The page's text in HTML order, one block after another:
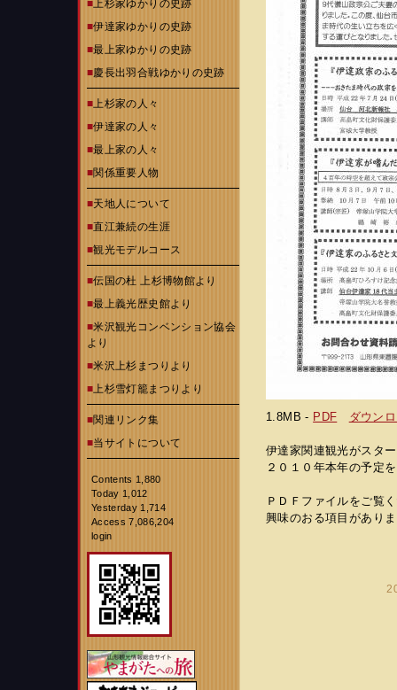
■上杉家ゆかりの史跡
■伊達家ゆかりの史跡
■最上家ゆかりの史跡
■慶長出羽合戦ゆかりの史跡
■上杉家の人々
■伊達家の人々
■最上家の人々
■関係重要人物
■天地人について
■直江兼続の生涯
■観光モデルコース
■伝国の杜 上杉博物館より
■最上義光歴史館より
■米沢観光コンベンション協会
より
■米沢上杉まつりより
■上杉雪灯籠まつりより
■関連リンク集
■当サイトについて
Contents 1,880
Today 1,012
Yesterday 1,714
Access 7,086,204
login
1.8MB - PDF ダウン
伊達家関連観光がスタ
２０１０年本年の予定
ＰＤＦファイルをご覧
興味のおる項目があり